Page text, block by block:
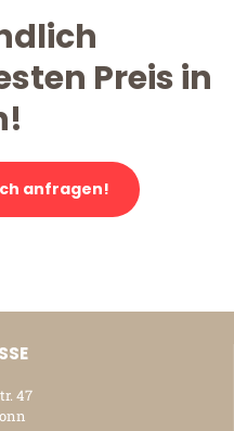
Preis in
anfragen!
47